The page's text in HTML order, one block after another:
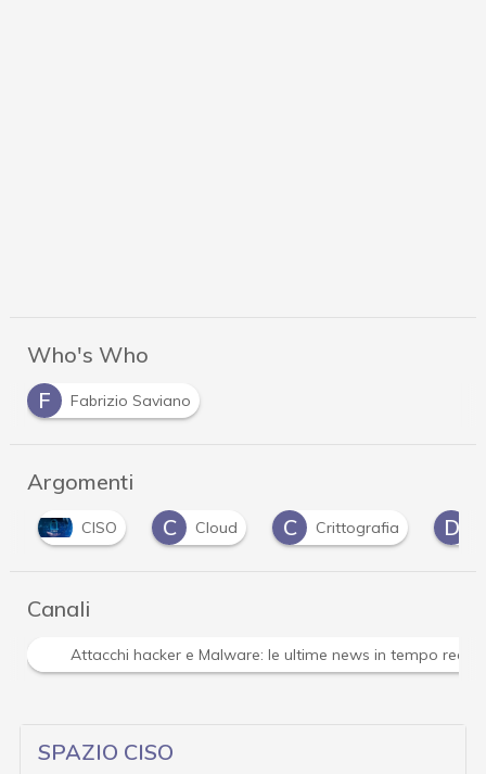
Who's Who
F
Fabrizio Saviano
Argomenti
CISO C Cloud C Crittografia D
Canali
Attacchi hacker e Malware: le ultime news in tempo
SPAZIO CISO